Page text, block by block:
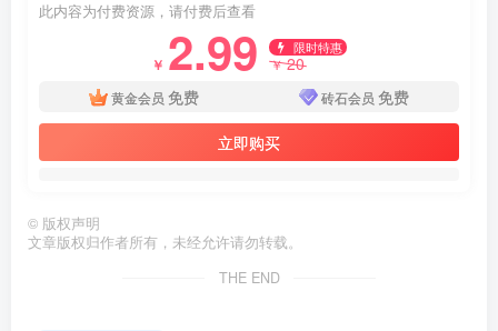
第3页 / 共67页
此内容为付费资源，请付费后查看
￥ 2.99 限时特惠
￥20
黄金会员 免费 砖石会员 免费
立即购买
© 版权声明
文章版权归作者所有，未经允许请勿转载。
THE END